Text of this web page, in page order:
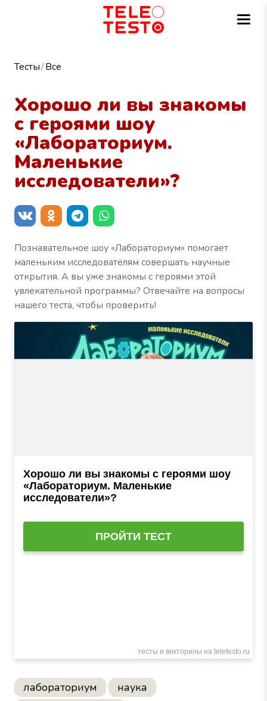
Тесты Все
Хорошо ли вы знакомы
с героями шоу
«Лабораториум.
Маленькие
исследователи»?
Познавательное шоу «Лабораториум» помогает
маленьким исследователям совершать научные
открытия. А вы уже знакомы с героями этой
увлекательной программы? Отвечайте на вопросы
нашего теста, чтобы проверить!
лабораториум
наука